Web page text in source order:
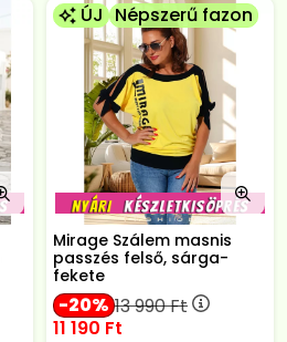
ÚJ Népszerű fazon
Mirage Szálem masnis
passzés felső, sárga-
fekete
20 13 990Ft
11 190 Ft